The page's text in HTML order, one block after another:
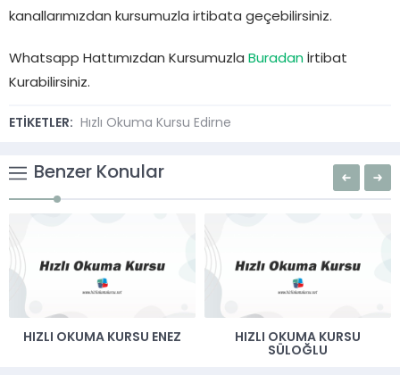
kanallarımızdan kursumuzla irtibata geçebilirsiniz.
Whatsapp Hattımızdan Kursumuzla Buradan İrtibat
Kurabilirsiniz.
ETİKETLER: Hızlı Okuma Kursu Edirne
Benzer Konular
HIZLI OKUMA KURSU ENEZ
HIZLI OKUMA KURSU
SÜLOĞLU